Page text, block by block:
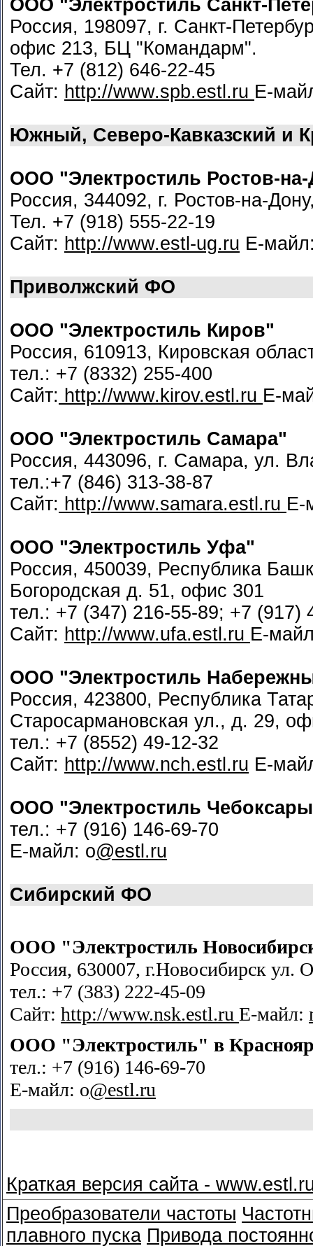
ООО "Электростиль Санкт-
Россия, 198097, г. Санкт-
офис 213, БЦ "Командарм".
Тел. +7 (812) 646-22-45
Сайт: http://www.spb.estl.ru Е-
Южный, Северо-Кавказский и
ООО "Электростиль Ростов-
Россия, 344092, г. Ростов-на-
Тел. +7 (918) 555-22-19
Сайт: http://www.estl-ug.ru Е-
Приволжский ФО
ООО "Электростиль Киров"
Россия, 610913, Кировская
тел.: +7 (8332) 255-400
Сайт: http://www.kirov.estl.ru Е-
ООО "Электростиль Самара"
Россия, 443096, г. Самара, ул.
тел.:+7 (846) 313-38-87
Сайт: http://www.samara.estl.ru Е-
ООО "Электростиль Уфа"
Россия, 450039, Республика
Богородская д. 51, офис 301
тел.: +7 (347) 216-55-89; +7 (917)
Сайт: http://www.ufa.estl.ru Е-
ООО "Электростиль
Россия, 423800, Республика
Старосармановская ул., д. 29,
тел.: +7 (8552) 49-12-32
Сайт: http://www.nch.estl.ru Е-
ООО "Электростиль
тел.: +7 (916) 146-69-70
Е-майл: o@estl.ru
Сибирский ФО
ООО "Электростиль
Россия, 630007, г.Новосибирск ул.
тел.: +7 (383) 222-45-09
Сайт: http://www.nsk.estl.ru Е-майл:
ООО "Электростиль" в
тел.: +7 (916) 146-69-70
Е-майл: o@estl.ru
Краткая версия сайта -
Преобразователи частоты
плавного пуска Привода